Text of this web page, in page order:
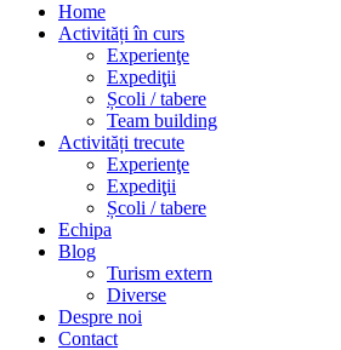
Home
Activități în curs
Experienţe
Expediţii
Școli / tabere
Team building
Activități trecute
Experienţe
Expediţii
Școli / tabere
Echipa
Blog
Turism extern
Diverse
Despre noi
Contact